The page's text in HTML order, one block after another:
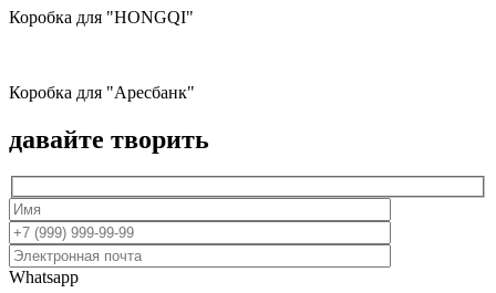
Коробка для "HONGQI"
Коробка для "Аресбанк"
давайте творить
Whatsapp